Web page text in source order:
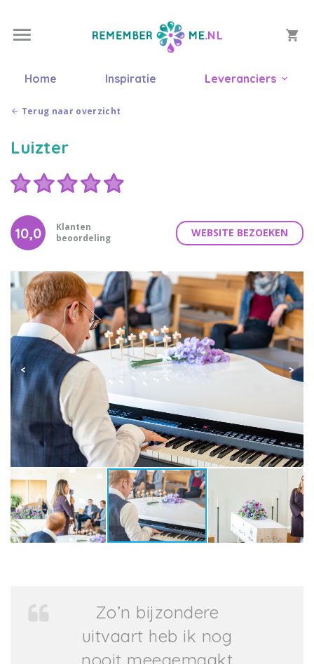
Home Inspiratie Leveranciers
Terug naar overzicht
Luizter
Klanten
beoordeling
10,0 WEBSITE BEZOEKEN
Zo’n bijzondere
uitvaart heb ik nog
nooit meegemaakt